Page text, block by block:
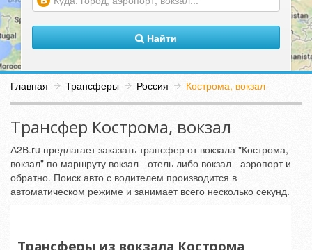
Найти
Главная Трансферы Россия Кострома, вокзал
Трансфер Кострома, вокзал
А2В.ru предлагает заказать трансфер от вокзала "Кострома,
вокзал" по маршруту вокзал - отель либо вокзал - аэропорт и
обратно. Поиск авто с водителем производится в
автоматическом режиме и занимает всего несколько секунд.
Трансферы из вокзала Кострома,